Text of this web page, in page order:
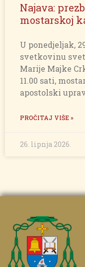
Najava:
mostarskoj
U ponedjeljak,
svetkovinu
Marije Majke
11.00 sati,
apostolski
PROČITAJ VIŠE »
26. lipnja 2026.